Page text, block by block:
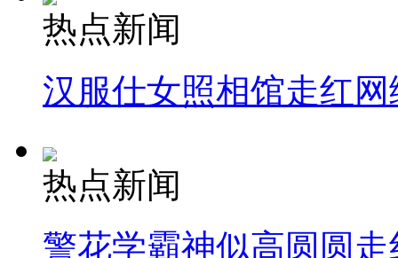
热点新闻
汉服仕女照相馆走红网
热点新闻
警花学霸神似高圆圆走